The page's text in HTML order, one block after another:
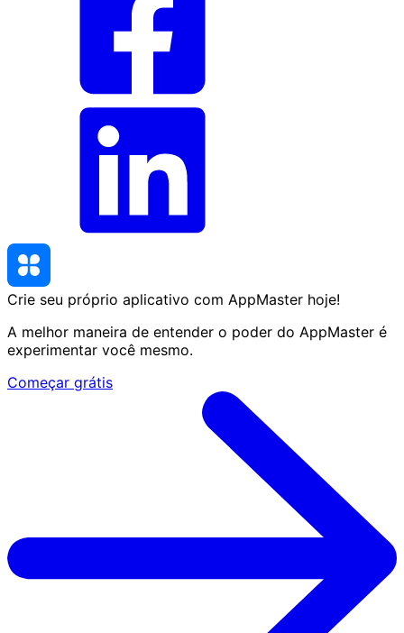
Crie seu próprio aplicativo com AppMaster hoje!
A melhor maneira de entender o poder do AppMaster é
experimentar você mesmo.
Começar grátis